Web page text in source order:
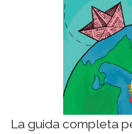
La guida completa